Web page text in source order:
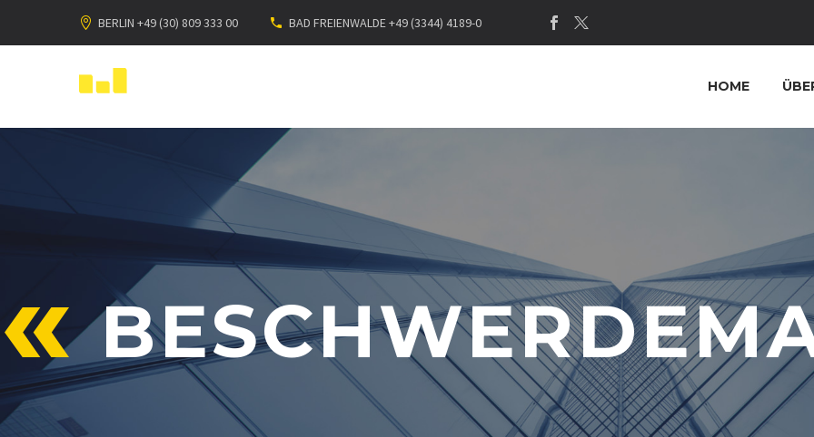
BERLIN +49 (30) 809 333 00 BAD FREIENWALDE +49 (3344) 4189-0
HOME